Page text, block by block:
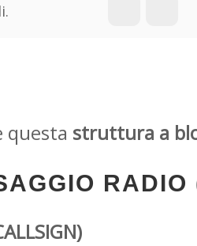
questa struttura a
RADIO